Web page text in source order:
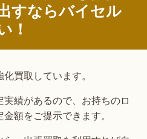
すならバイセル
！
買取しています。
績があるので、お持ちのロ
額をご提示できます。